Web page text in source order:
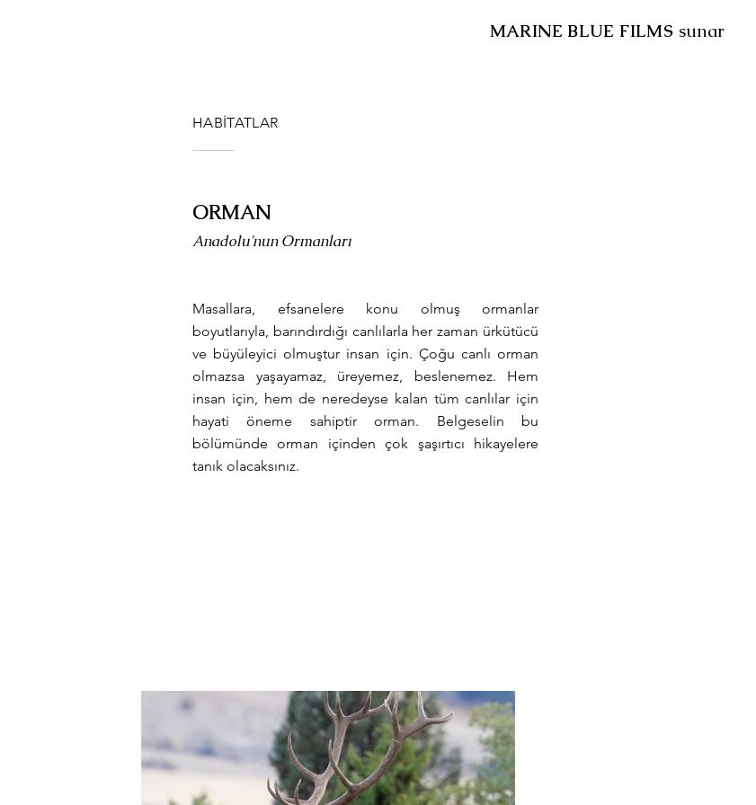
MARINE BLUE FILMS sunar
HABİTATLAR
ORMAN
Anadolu'nun Ormanları
Masallara, efsanelere konu olmuş ormanlar
boyutlarıyla, barındırdığı canlılarla her zaman ürkütücü
ve büyüleyici olmuştur insan için. Çoğu canlı orman
olmazsa yaşayamaz, üreyemez, beslenemez. Hem
insan için, hem de neredeyse kalan tüm canlılar için
hayati öneme sahiptir orman. Belgeselin bu
bölümünde orman içinden çok şaşırtıcı hikayelere
tanık olacaksınız.